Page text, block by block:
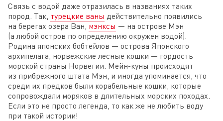
Связь с водой даже отразилась в названиях таких
пород. Так, турецкие ваны действительно появились
на берегах озера Ван, мэнксы — на острове Мэн
(а любой остров по определению окружен водой).
Родина японских бобтейлов — острова Японского
архипелага, норвежские лесные кошки — гордость
морской страны Норвегии. Мейн-куны происходят
из прибрежного штата Мэн, и иногда упоминается, что
среди их предков были корабельные кошки, которые
сопровождали моряков в длительных морских походах.
Если это не просто легенда, то как же не любить воду
при такой истории!